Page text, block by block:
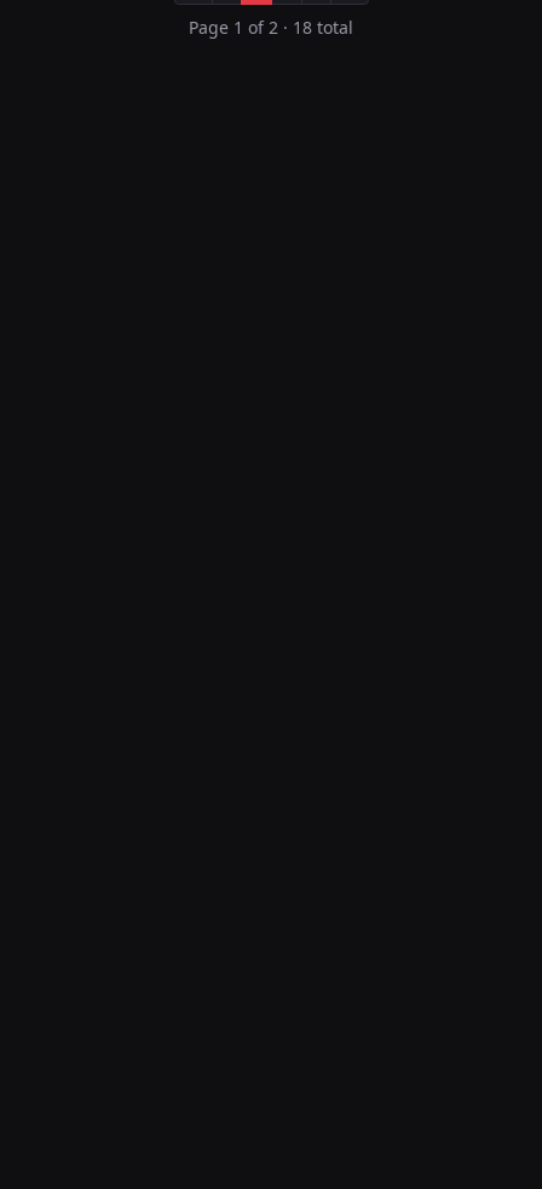
Page 1 of 2 · 18 total